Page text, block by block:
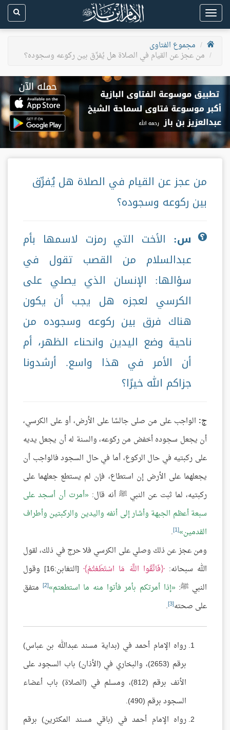
Toggle
navigation
مجموع الفتاوى
من عجز عن القيام في الصلاة هل يُفرِّق بين ركوعه وسجوده؟
من عجز عن القيام في الصلاة هل يُفرِّق
بين ركوعه وسجوده؟
س: الأخت التي رمزت لاسمها بأم
عبدالسلام من القصب تقول في
سؤالها: الإنسان الذي يصلي على
الكرسي لعجزه هل يجب أن يكون
هناك فرق بين ركوعه وسجوده من
ناحية وضع اليدين وانحناء الظهر، أم
أن الأمر في هذا واسع. أرشدونا
جزاكم الله خيرًا؟
ج: الواجب على من صلى جالسًا على الأرض، أو على الكرسي،
أن يجعل سجوده أخفض من ركوعه، والسنة له أن يجعل يديه
على ركبتيه في حال الركوع، أما في حال السجود فالواجب أن
يجعلهما على الأرض إن استطاع، فإن لم يستطع جعلهما على
ركبتيه، لما ثبت عن النبي ﷺ أنه قال: أمرت أن أسجد على
سبعة أعظم الجبهة وأشار إلى أنفه واليدين والركبتين وأطراف
القدمين [1]
.
ومن عجز عن ذلك وصلي على الكرسي فلا حرج في ذلك، لقول
الله سبحانه: فَاتَّقُوا اللَّهَ مَا اسْتَطَعْتُمْ
[التغابن:16] وقول
النبي ﷺ: إذا أمرتكم بأمر فأتوا منه ما استطعتم [2]
متفق
على صحته[3]
.
رواه الإمام أحمد في (بداية مسند عبدالله بن عباس)
برقم (2653)، والبخاري في (الأذان) باب السجود على
الأنف برقم (812)، ومسلم في (الصلاة) باب أعضاء
السجود برقم (490).
رواه الإمام أحمد في (باقي مسند المكثرين) برقم